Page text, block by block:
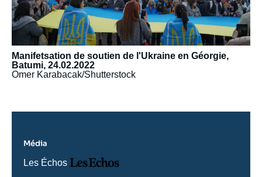
Manifetsation de soutien de l'Ukraine en Géorgie,
Batumi, 24.02.2022
Omer Karabacak/Shutterstock
Média
Nom
Les Échos
Logo